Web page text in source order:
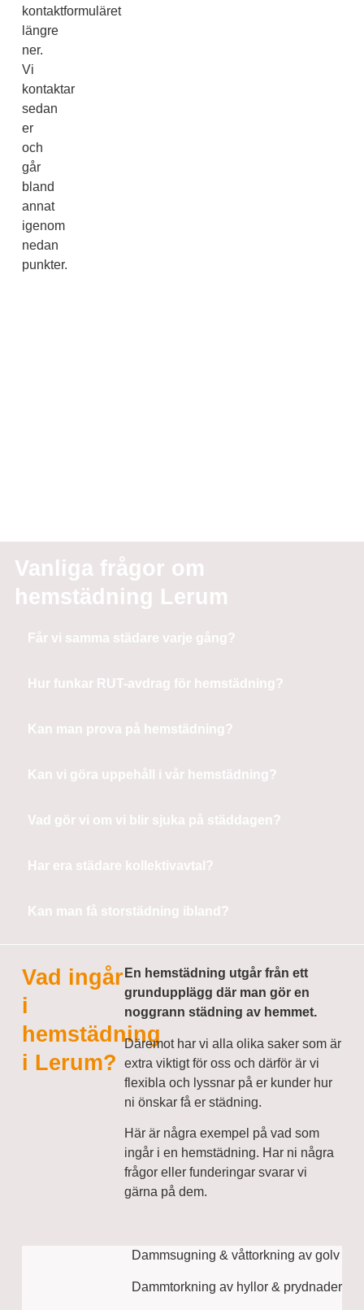
kontaktformuläret
längre
ner.
Vi
kontaktar
sedan
er
och
går
bland
annat
igenom
nedan
punkter.
Vanliga frågor om
hemstädning Lerum
Får vi samma städare varje gång?
Hur funkar RUT-avdrag för hemstädning?
Kan man prova på hemstädning?
Kan vi göra uppehåll i vår hemstädning?
Vad gör vi om vi blir sjuka på städdagen?
Har era städare kollektivavtal?
Kan man få storstädning ibland?
Vad ingår
i
hemstädning
i Lerum?
En hemstädning utgår från ett
grundupplägg där man gör en
noggrann städning av hemmet.
Däremot har vi alla olika saker som är
extra viktigt för oss och därför är vi
flexibla och lyssnar på er kunder hur
ni önskar få er städning.
Här är några exempel på vad som
ingår i en hemstädning. Har ni några
frågor eller funderingar svarar vi
gärna på dem.
Dammsugning & våttorkning av golv
Dammtorkning av hyllor & prydnader